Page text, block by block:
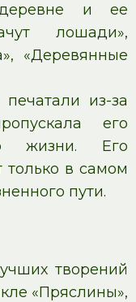
деревне и ее
лошади»,
«Деревянные
из-за
его
жизни. Его
только в самом
пути.
творений
«Пряслины»,